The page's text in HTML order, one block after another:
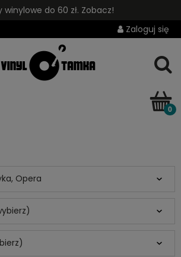
winylowe do 60 zł. Zobacz!
Zaloguj się
Opera